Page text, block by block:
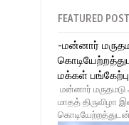
FEATURED POST
-மன்னார்
மக்கள்
மன்னார்
மாதத் திருவிழா